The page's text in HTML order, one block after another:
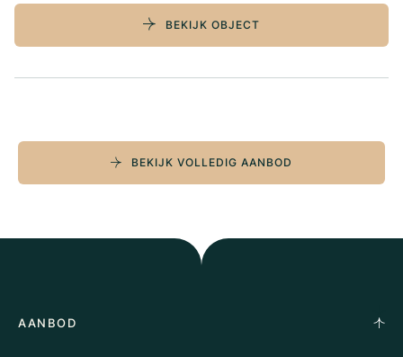
BEKIJK OBJECT
BEKIJK VOLLEDIG AANBOD
AANBOD